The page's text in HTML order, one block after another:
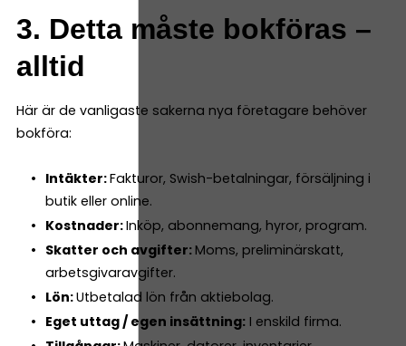
3. Detta måste bokföras –
alltid
Här är de vanligaste sakerna nya företagare behöver
bokföra:
Intäkter:Fakturor, Swish-betalningar, försäljning i
butik eller online.
Kostnader:Inköp, abonnemang, hyror, program.
Skatter och avgifter: Moms, preliminärskatt,
arbetsgivaravgifter.
Lön:Utbetalad lön från aktiebolag.
Eget uttag / egen insättning:I enskild firma.